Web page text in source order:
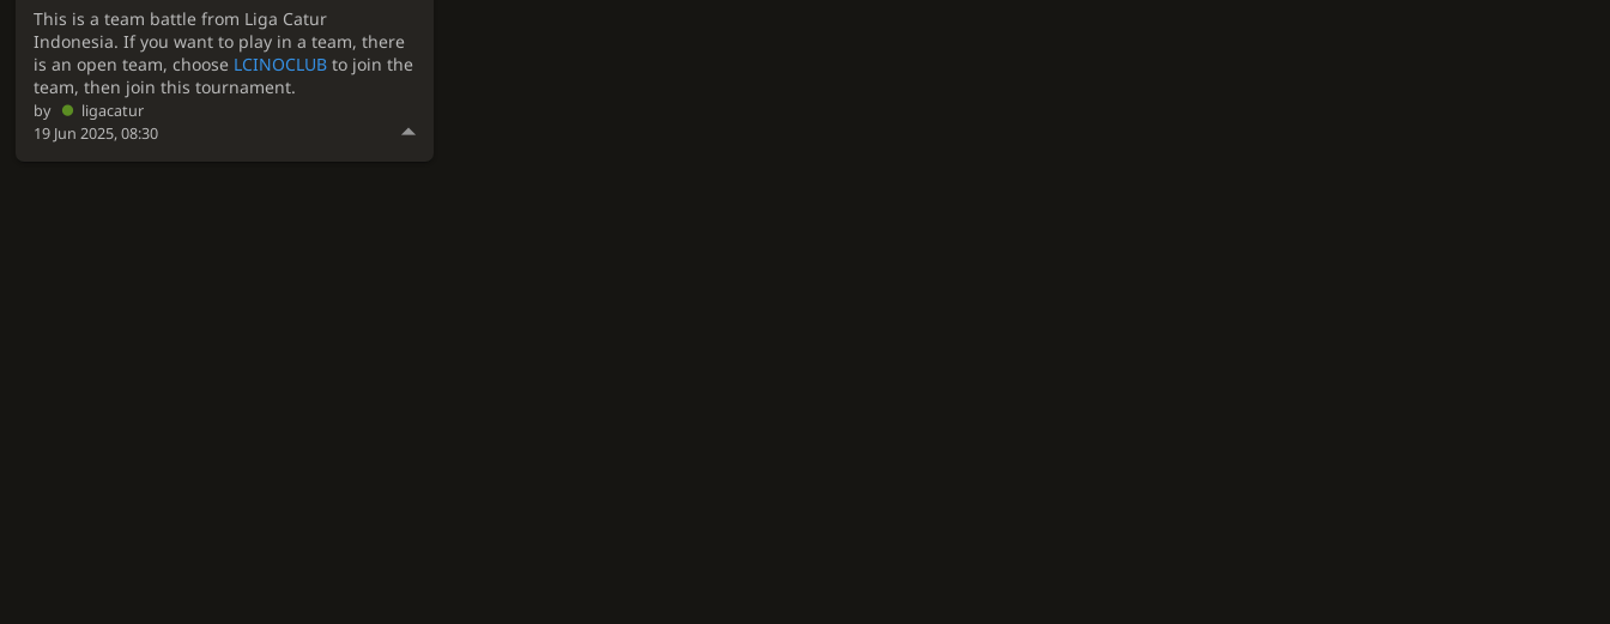
This is a team battle from Liga Catur
Indonesia. If you want to play in a team, there
is an open team, choose LCINOCLUB to join the
team, then join this tournament.
by
ligacatur
19 Jun 2025, 08:30